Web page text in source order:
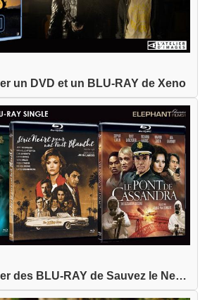
un DVD et un BLU-RAY de Xeno
Tentez de gagner des BLU-RAY de Sauvez le Neptun...